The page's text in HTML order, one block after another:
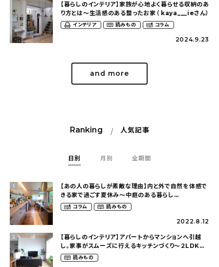
【暮らしのインテリア】家族が心地よく暮らせる収納のあ
り方とは〜生活感のある整ったお家（ kaya___ieさん）
インテリア 読みもの コラム
2024.9.23
and more
Ranking 人気記事
日別 月別 全期間
1
【あの人の暮らしが素敵な理由】内と外で自然を体感で
きる家で過ごす夏休み〜中庭のある暮らし
（yume_2700さん）
コラム 読みもの
2022.8.12
2
【暮らしのインテリア】アパートからマンションへ引越
し。家事がスムーズに行えるキッチンづくり〜２LDKの
賃貸暮らし（mari_ppe_さん）
読みもの